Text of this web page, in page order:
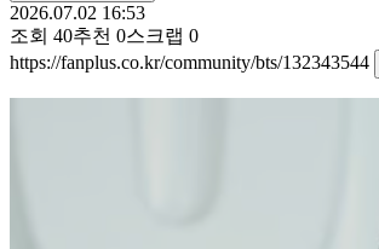
2026.07.02 16:53
조회 40추천 0스크랩 0
https://fanplus.co.kr/community/bts/132343544